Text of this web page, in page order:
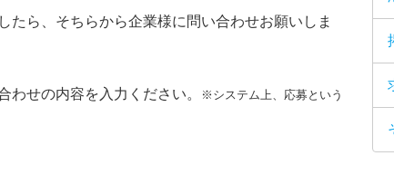
たら、そちらから企業様に問い合わせお願いしま
わせの内容を入力ください。
※システム上、応募という